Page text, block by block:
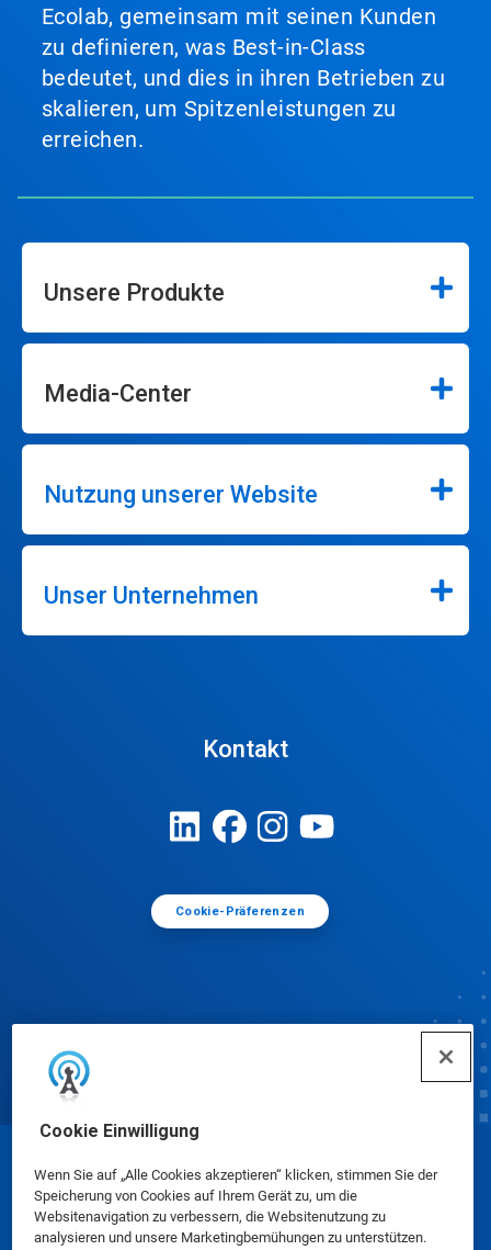
Cookie Einwilligung
Wenn Sie auf „Alle Cookies akzeptieren“ klicken, stimmen Sie der
Speicherung von Cookies auf Ihrem Gerät zu, um die
Websitenavigation zu verbessern, die Websitenutzung zu
analysieren und unsere Marketingbemühungen zu unterstützen.
Ecolab, gemeinsam mit seinen Kunden
zu definieren, was Best-in-Class
bedeutet, und dies in ihren Betrieben zu
skalieren, um Spitzenleistungen zu
erreichen.
Unsere Produkte
Media-Center
Nutzung unserer Website
Unser Unternehmen
Kontakt
Cookie-Präferenzen
© Ecolab Inc. 2025
Sicherheitsdatenblätter|Datenschutzrichtlinie